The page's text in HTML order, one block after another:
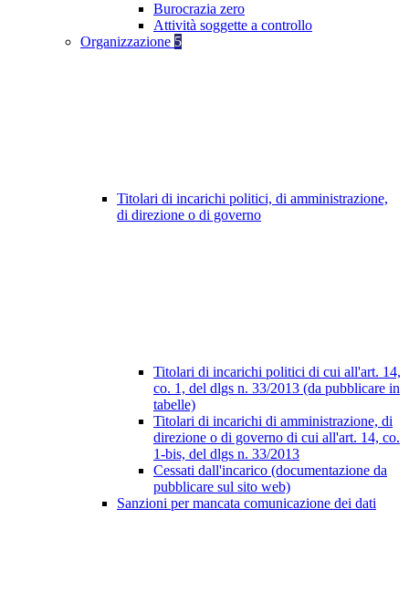
Burocrazia zero
Attività soggette a controllo
Organizzazione 5
Titolari di incarichi politici, di amministrazione,
di direzione o di governo
Titolari di incarichi politici di cui all'art. 14,
co. 1, del dlgs n. 33/2013 (da pubblicare in
tabelle)
Titolari di incarichi di amministrazione, di
direzione o di governo di cui all'art. 14, co.
1-bis, del dlgs n. 33/2013
Cessati dall'incarico (documentazione da
pubblicare sul sito web)
Sanzioni per mancata comunicazione dei dati